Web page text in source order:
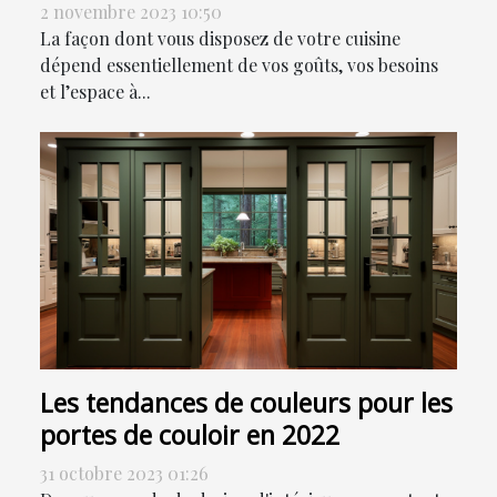
2 novembre 2023 10:50
La façon dont vous disposez de votre cuisine
dépend essentiellement de vos goûts, vos besoins
et l’espace à...
Les tendances de couleurs pour les
portes de couloir en 2022
31 octobre 2023 01:26